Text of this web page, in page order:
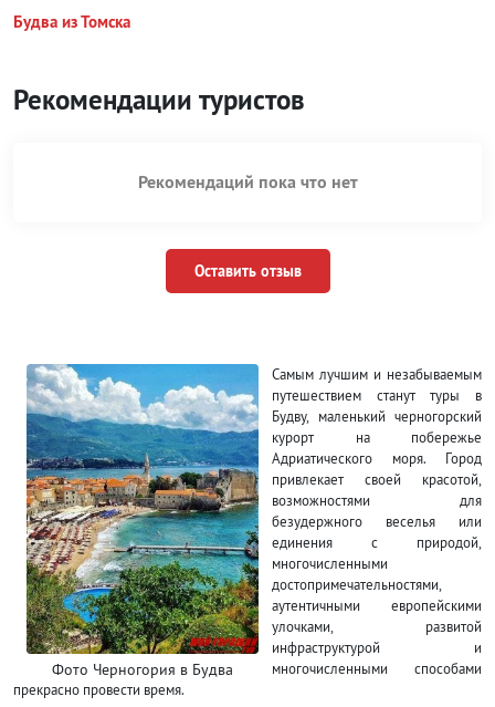
Будва из Томска
Рекомендации туристов
Рекомендаций пока что нет
Оставить отзыв
Фото Черногория в Будва
Самым лучшим и незабываемым
путешествием станут туры в
Будву, маленький черногорский
курорт на побережье
Адриатического моря. Город
привлекает своей красотой,
возможностями для
безудержного веселья или
единения с природой,
многочисленными
достопримечательностями,
аутентичными европейскими
улочками, развитой
инфраструктурой и
многочисленными способами
прекрасно провести время.